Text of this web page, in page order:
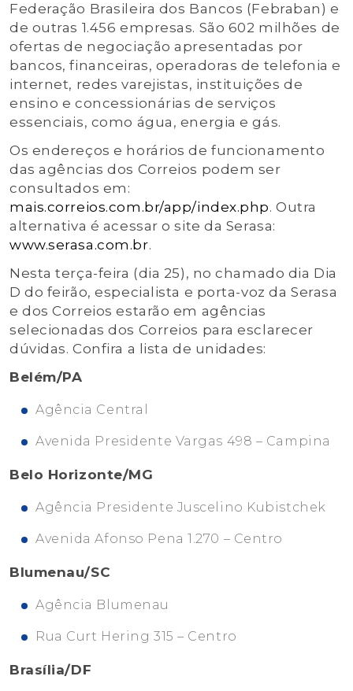
Federação Brasileira dos Bancos (Febraban) e
de outras 1.456 empresas. São 602 milhões de
ofertas de negociação apresentadas por
bancos, financeiras, operadoras de telefonia e
internet, redes varejistas, instituições de
ensino e concessionárias de serviços
essenciais, como água, energia e gás.
Os endereços e horários de funcionamento
das agências dos Correios podem ser
consultados em:
mais.correios.com.br/app/index.php. Outra
alternativa é acessar o site da Serasa:
www.serasa.com.br.
Nesta terça-feira (dia 25), no chamado dia Dia
D do feirão, especialista e porta-voz da Serasa
e dos Correios estarão em agências
selecionadas dos Correios para esclarecer
dúvidas. Confira a lista de unidades:
Belém/PA
Agência Central
Avenida Presidente Vargas 498 – Campina
Belo Horizonte/MG
Agência Presidente Juscelino Kubistchek
Avenida Afonso Pena 1.270 – Centro
Blumenau/SC
Agência Blumenau
Rua Curt Hering 315 – Centro
Brasília/DF